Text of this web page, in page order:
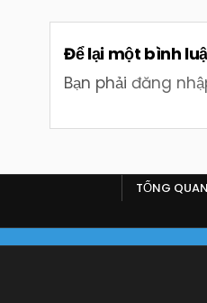
Để lại một bình
Bạn phảiđăng
TỔNG QUAN